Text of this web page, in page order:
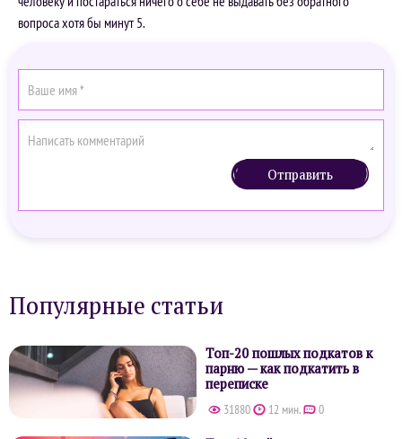
вопроса хотя бы минут 5.
Отправить
Популярные статьи
Топ-20 пошлых подкатов к
парню — как подкатить в
переписке
31880 12 мин. 0